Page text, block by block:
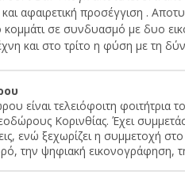
αφαιρετική προσέγγιση .
σε συνδυασμό με δυο
και στο τρίτο η φύση με τη
είναι τελειόφοιτη φοιτήτρια
Κορινθίας. Έχει
ενώ ξεχωρίζει η συμμετοχή
την ψηφιακή εικονογράφηση,